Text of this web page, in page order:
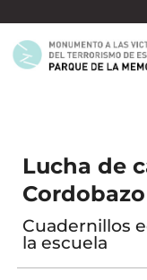
Lucha de
Cordobazo
Cuadernillos
la escuela